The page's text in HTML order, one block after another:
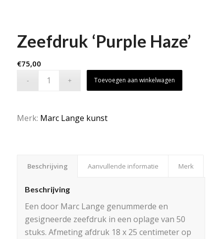
Zeefdruk ‘Purple Haze’
€75,00
Toevoegen aan winkelwagen
Merk: Marc Lange kunst
Beschrijving Aanvullende informatie Merk
Beschrijving
Een door Marc Lange genummerde en
gesigneerde zeefdruk in een oplage van 50
stuks. Afmeting afdruk 18 x 25 centimeter op